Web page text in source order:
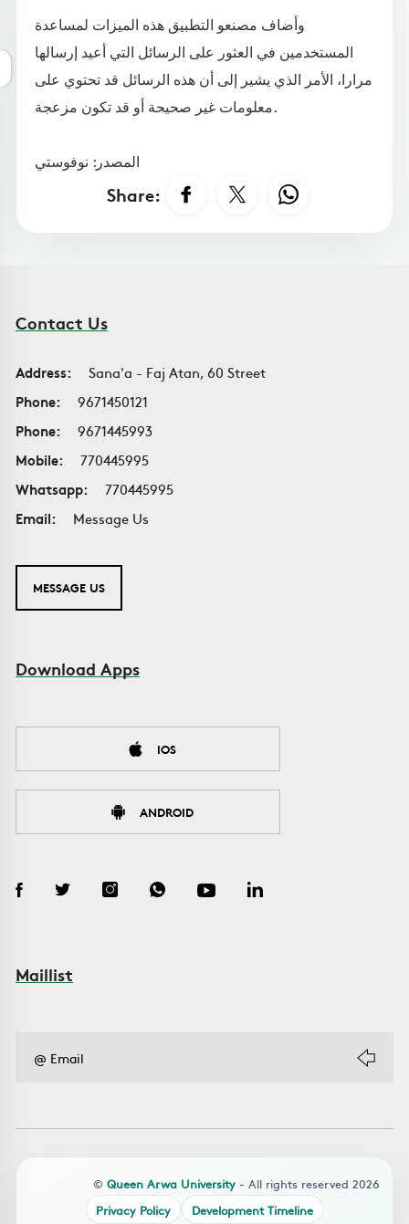
وأضاف مصنعو التطبيق هذه الميزات لمساعدة
المستخدمين في العثور على الرسائل التي أعيد إرسالها
مرارا، الأمر الذي يشير إلى أن هذه الرسائل قد تحتوي على
معلومات غير صحيحة أو قد تكون مزعجة.
المصدر: نوفوستي
Share:
Contact Us
Address:
Sana'a - Faj Atan, 60 Street
Phone:
9671450121
Phone:
9671445993
Mobile:
770445995
Whatsapp:
770445995
Email:
Message Us
MESSAGE US
Download Apps
IOS
ANDROID
Maillist
© Queen Arwa University - All rights reserved 2026
Privacy Policy
Development Timeline